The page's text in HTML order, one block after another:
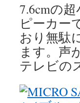
7.6cmの
ピーカー
おり無駄
ます。声
テレビの